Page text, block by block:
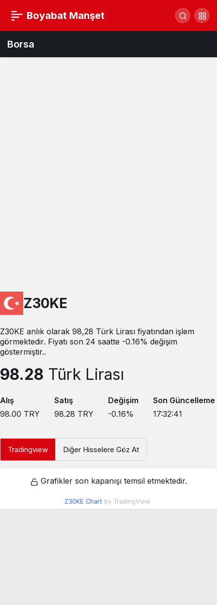
Boyabat Manşet
Borsa
Z30KE
Z30KE anlık olarak 98,28 Türk Lirası fiyatından işlem
görmektedir. Fiyatı son 24 saatte -0.16% değişim
göstermiştir..
98.28 Türk Lirası
Alış
98.00 TRY
Satış
98.28 TRY
Değişim
-0.16%
Son Güncelleme
17:32:41
Tradingview Diğer Hisselere Göz At
Grafikler son kapanışı temsil etmektedir.
Z30KE Chart by TradingView